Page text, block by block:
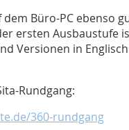
Büro-PC ebenso
ersten Ausbaustufe
Versionen in
Rundgang:
360-rundgang